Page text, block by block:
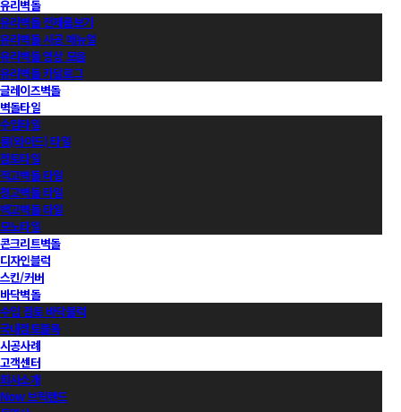
유리벽돌
유리벽돌 전제품보기
유리벽돌 시공 매뉴얼
유리벽돌 영상 모음
유리벽돌 카달로그
글레이즈벽돌
벽돌타일
수입타일
롱(와이드) 타일
점토타일
적고벽돌 타일
청고벽돌 타일
백고벽돌 타일
모노타일
콘크리트벽돌
디자인블럭
스킨/커버
바닥벽돌
수입 점토 바닥블럭
국내점토블록
시공사례
고객센터
회사소개
Now 브릭랜드